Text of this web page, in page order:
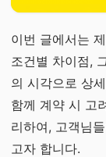
이번 글에서는
조건별 차이점,
의 시각으로 상
함께 계약 시 고
리하여, 고객님
고자 합니다.